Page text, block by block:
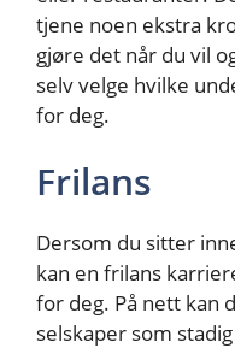
tjene noen ekstra
gjøre det når du vil
selv velge hvilke
for deg.
Frilans
Dersom du sitter
kan en frilans
for deg. På nett kan
selskaper som